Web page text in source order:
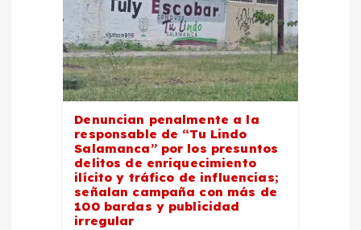
Denuncian penalmente a la
responsable de “Tu Lindo
Salamanca” por los presuntos
delitos de enriquecimiento
ilícito y tráfico de influencias;
señalan campaña con más de
100 bardas y publicidad
irregular